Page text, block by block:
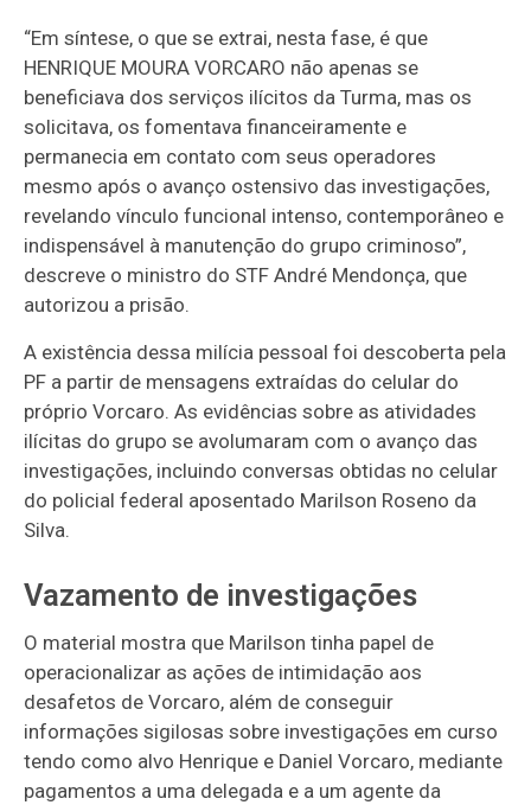
“Em síntese, o que se extrai, nesta fase, é que
HENRIQUE MOURA VORCARO não apenas se
beneficiava dos serviços ilícitos da Turma, mas os
solicitava, os fomentava financeiramente e
permanecia em contato com seus operadores
mesmo após o avanço ostensivo das investigações,
revelando vínculo funcional intenso, contemporâneo e
indispensável à manutenção do grupo criminoso”,
descreve o ministro do STF André Mendonça, que
autorizou a prisão.
A existência dessa milícia pessoal foi descoberta pela
PF a partir de mensagens extraídas do celular do
próprio Vorcaro. As evidências sobre as atividades
ilícitas do grupo se avolumaram com o avanço das
investigações, incluindo conversas obtidas no celular
do policial federal aposentado Marilson Roseno da
Silva.
Vazamento de investigações
O material mostra que Marilson tinha papel de
operacionalizar as ações de intimidação aos
desafetos de Vorcaro, além de conseguir
informações sigilosas sobre investigações em curso
tendo como alvo Henrique e Daniel Vorcaro, mediante
pagamentos a uma delegada e a um agente da